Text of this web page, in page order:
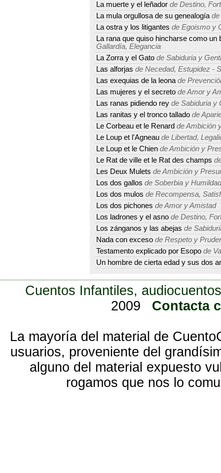
La muerte y el leñador de Destino,
La mula orgullosa de su genealogía de
La ostra y los litigantes de Egoismo y
La rana que quiso hincharse como un
Gallardía, Elegancia
La Zorra y el Gato de Sabiduria y
Las alforjas de Necedad, Estupidez -
Las exequias de la leona de
Las mujeres y el secreto de Amor y
Las ranas pidiendo rey de Sabiduria y
Las ranitas y el tronco tallado de
Le Corbeau et le Renard de Ambición
Le Loup et l'Agneau de Libertad,
Le Loup et le Chien de Ambición y
Le Rat de ville et le Rat des champs
Les Deux Mulets de Ambición y
Los dos gallos de Soberbia y Humildad
Los dos mulos de Recompensa,
Los dos pichones de Amor y Amistad
Los ladrones y el asno de Destino,
Los zánganos y las abejas de
Nada con exceso de Respeto y
Testamento explicado por Esopo de
Un hombre de cierta edad y sus dos
Cuentos Infantiles,
2009
Contacta
La mayoría del material de
usuarios, proveniente del
alguno del material expuesto
rogamos que nos lo